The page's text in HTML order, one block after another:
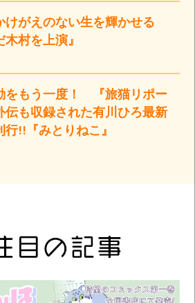
けがえのない生を輝かせる
木村を上演』
をもう一度！ 『旅猫リポー
伝も収録された有川ひろ最新
行!!『みとりねこ』